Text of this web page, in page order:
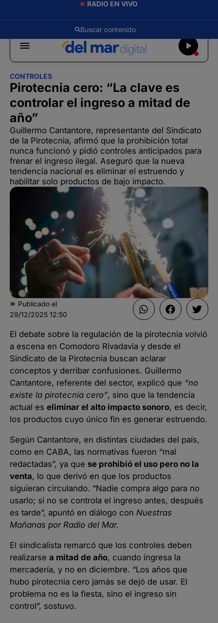
RADIO EN VIVO
CONTROLES
Pirotecnia cero: “La clave es
controlar el ingreso a mitad de
año”
Guillermo Cantantore, representante del Sindicato
de la Pirotecnia, afirmó que la prohibición total
nunca funcionó y pidió controles anticipados para
frenar el ingreso ilegal. Aseguró que la nueva
tendencia nacional es eliminar el estruendo y
habilitar solo productos de bajo impacto.
Publicado el
29/12/2025 12:50
El debate sobre la regulación de la pirotecnia volvió
a escena en Comodoro Rivadavia y desde el
Sindicato de la Pirotecnia buscan aclarar
conceptos y derribar confusiones. Guillermo
Cantantore, referente del sector, explicó que “no
existe la pirotecnia cero”, sino que la tendencia
actual es eliminar el alto impacto sonoro, es decir,
los productos cuyo único fin es generar estruendo.
Según Cantantore, en distintas ciudades del país,
como en CABA, las normativas fueron “mal
redactadas”, ya que se prohibió el uso pero no la
venta, lo que derivó en que los productos
siguieran circulando. “Nadie compra algo para no
usarlo; si no se controla el ingreso antes, después
es tarde”, apuntó en diálogo con Nuestras
Mañanas por Radio del Mar.
El sindicalista remarcó que los controles deben
realizarse a mitad de año, cuando ingresa la
mercadería, y no en diciembre. “Los años que
hubo pirotecnia cero jamás se dejó de usar. El
problema no es la fiesta, sino el ingreso sin
control”, sostuvo.